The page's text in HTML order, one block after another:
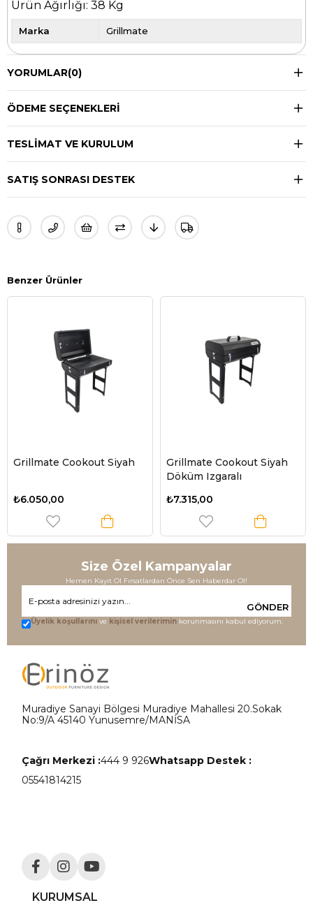
Ürün Ağırlığı: 38 Kg
Marka Grillmate
YORUMLAR(0)
ÖDEME SEÇENEKLERI
TESLIMAT VE KURULUM
SATIŞ SONRASI DESTEK
Benzer Ürünler
Grillmate Cookout Siyah
₺6.050,00
Grillmate Cookout Siyah
Döküm Izgaralı
₺7.315,00
Size Özel Kampanyalar
Hemen Kayıt Ol Fırsatlardan Önce Sen Haberdar Ol!
GÖNDER
Üyelik koşullarını ve kişisel verilerimin korunmasını kabul ediyorum.
Muradiye Sanayi Bölgesi Muradiye Mahallesi 20.Sokak
No:9/A 45140 Yunusemre/MANİSA
Çağrı Merkezi :444 9 926Whatsapp Destek :
05541814215
KURUMSAL